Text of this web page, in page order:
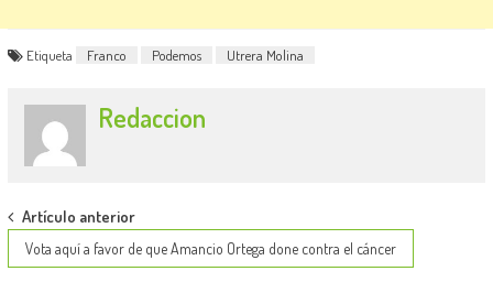
Etiqueta Franco Podemos Utrera Molina
Redaccion
Post
navigation
Artículo anterior
Vota aquí a favor de que Amancio Ortega done contra el cáncer